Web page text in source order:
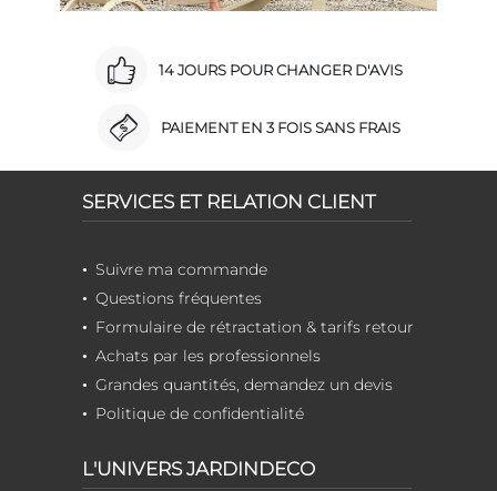
14 JOURS POUR CHANGER D'AVIS
PAIEMENT EN 3 FOIS SANS FRAIS
SERVICES ET RELATION CLIENT
Suivre ma commande
Questions fréquentes
Formulaire de rétractation & tarifs retour
Achats par les professionnels
Grandes quantités, demandez un devis
Politique de confidentialité
L'UNIVERS JARDINDECO